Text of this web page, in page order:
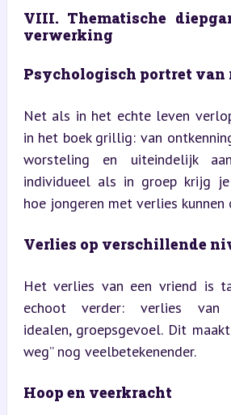
VIII. Thematische
verwerking
Psychologisch portret van
Net als in het echte leven
in het boek grillig: van
worsteling en uiteindelijk
individueel als in groep krijg
hoe jongeren met verlies kunnen
Verlies op verschillende
Het verlies van een vriend is
echoot verder: verlies van
idealen, groepsgevoel. Dit
weg” nog veelbetekenender.
Hoop en veerkracht